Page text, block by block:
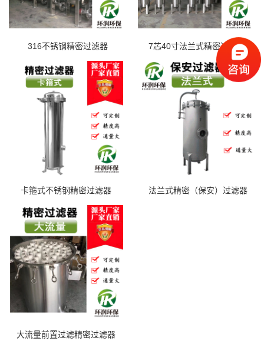
316不锈钢精密过滤器 7芯40寸法兰式精密过滤器
卡箍式不锈钢精密过滤器 法兰式精密（保安）过滤器
大流量前置过滤精密过滤器